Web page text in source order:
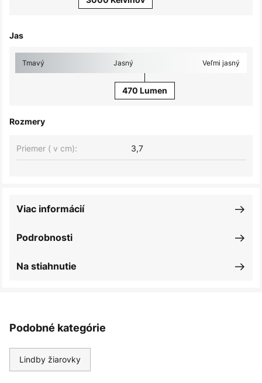
Jas
Tmavý Jasný Veľmi jasný
470 Lumen
Rozmery
Priemer ( v cm): 3,7
Podrobnosti
Viac informácií
Na stiahnutie
Podobné kategórie
Lindby žiarovky